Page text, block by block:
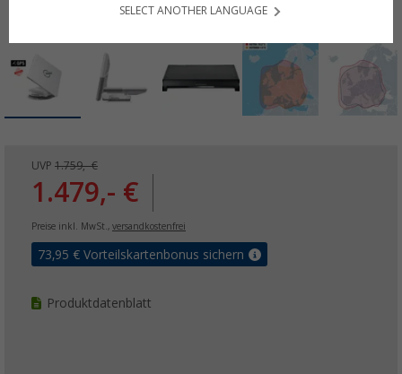
UVP 1.759,- €
1.479,- €
Preise inkl. MwSt., versandkostenfrei
73,95 € Vorteilskartenbonus sichern
Produktdatenblatt
SELECT ANOTHER LANGUAGE